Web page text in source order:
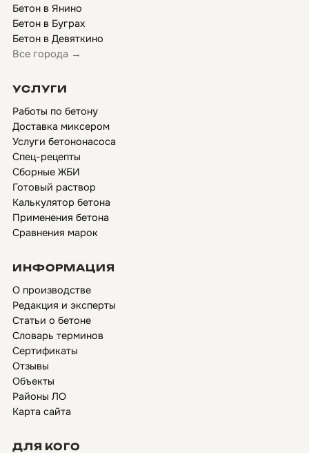
Бетон в Янино
Бетон в Буграх
Бетон в Девяткино
Все города →
УСЛУГИ
Работы по бетону
Доставка миксером
Услуги бетононасоса
Спец-рецепты
Сборные ЖБИ
Готовый раствор
Калькулятор бетона
Применения бетона
Сравнения марок
ИНФОРМАЦИЯ
О производстве
Редакция и эксперты
Статьи о бетоне
Словарь терминов
Сертификаты
Отзывы
Объекты
Районы ЛО
Карта сайта
ДЛЯ КОГО